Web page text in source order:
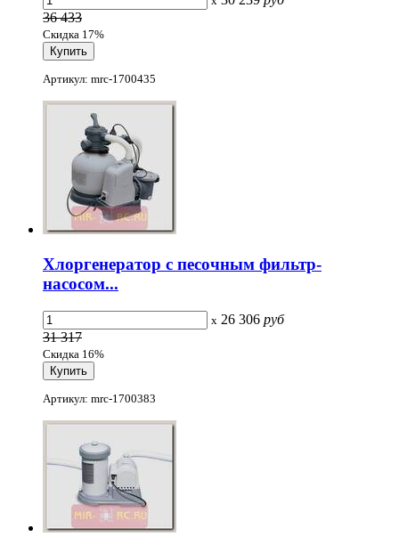
36 433
Скидка 17%
Артикул: mrc-1700435
Хлоргенератор с песочным фильтр-
насосом...
x 26 306 руб
31 317
Скидка 16%
Артикул: mrc-1700383